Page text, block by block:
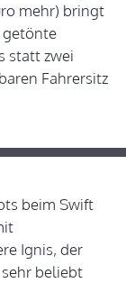
mehr) bringt
getönte
statt zwei
Fahrersitz
beim Swift
Ignis, der
beliebt